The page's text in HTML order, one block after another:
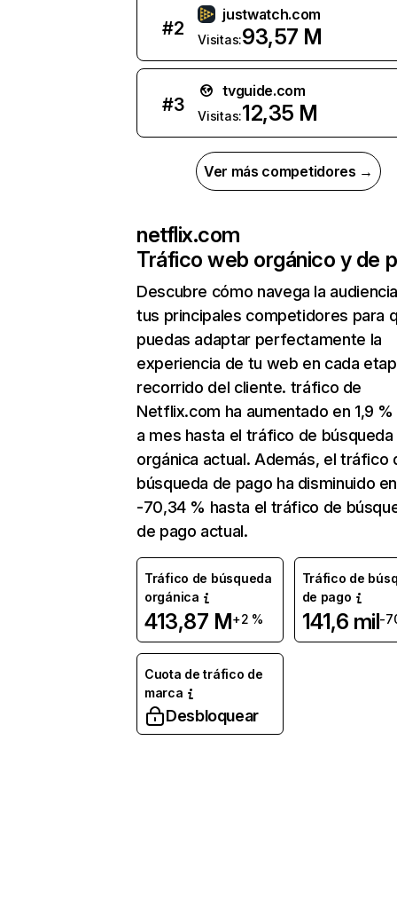
#2
justwatch.com
Visitas:93,57 M
#3
tvguide.com
Visitas:12,35 M
Ver más competidores →
netflix.com
Tráfico web orgánico y de
Descubre cómo navega la
tus principales competidores para
puedas adaptar perfectamente la
experiencia de tu web en cada
recorrido del cliente. tráfico de
Netflix.com ha aumentado en 1,9
a mes hasta el tráfico de búsqueda
orgánica actual. Además, el tráfico
búsqueda de pago ha disminuido en
-70,34 % hasta el tráfico de
de pago actual.
Tráfico de búsqueda
orgánica
413,87 M+2 %
Tráfico de
de pago
141,6 mil-
Cuota de tráfico de
marca
Desbloquear